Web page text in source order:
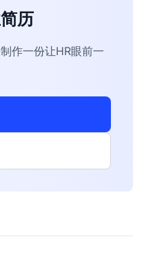
历
作一份让HR眼前一